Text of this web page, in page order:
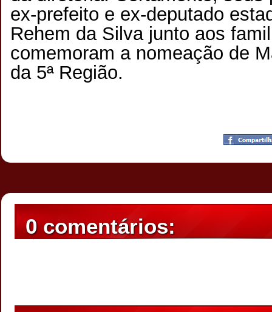
ex-prefeito e ex-deputado
Rehem da Silva junto aos
comemoram a nomeação de
da 5ª Região.
19:01
0 comentários: